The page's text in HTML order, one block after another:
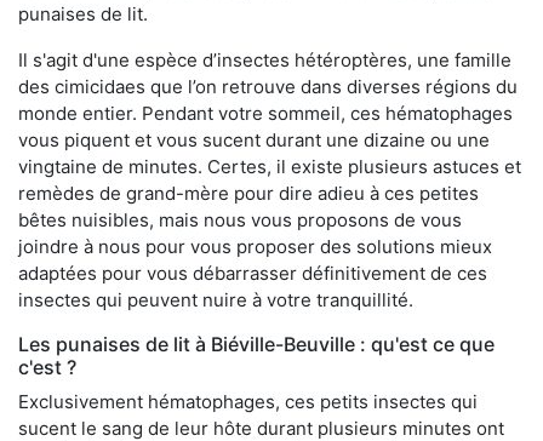
punaises de lit.
Il s'agit d'une espèce d’insectes hétéroptères, une famille
des cimicidaes que l’on retrouve dans diverses régions du
monde entier. Pendant votre sommeil, ces hématophages
vous piquent et vous sucent durant une dizaine ou une
vingtaine de minutes. Certes, il existe plusieurs astuces et
remèdes de grand-mère pour dire adieu à ces petites
bêtes nuisibles, mais nous vous proposons de vous
joindre à nous pour vous proposer des solutions mieux
adaptées pour vous débarrasser définitivement de ces
insectes qui peuvent nuire à votre tranquillité.
Les punaises de lit à Biéville-Beuville : qu'est ce que
c'est ?
Exclusivement hématophages, ces petits insectes qui
sucent le sang de leur hôte durant plusieurs minutes ont